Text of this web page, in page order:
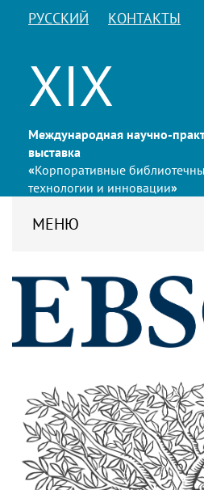
РУССКИЙ КОНТАКТЫ
XIX
Международная научно-
выставка
«Корпоративные
технологии и инновации»
МЕНЮ